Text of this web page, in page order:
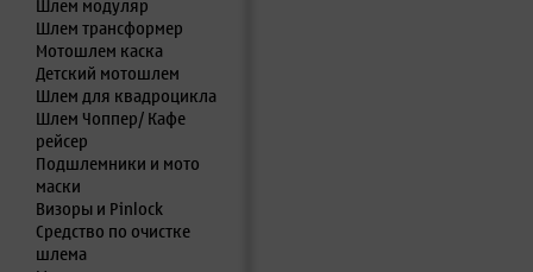
Шлем модуляр
Шлем трансформер
Мотошлем каска
Детский мотошлем
Шлем для квадроцикла
Шлем Чоппер/ Кафе
рейсер
Подшлемники и мото
маски
Визоры и Pinlock
Средство по очистке
шлема